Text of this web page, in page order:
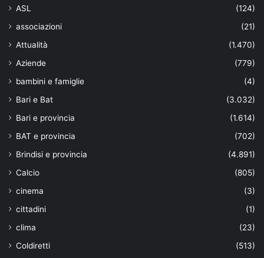
ASL
(124)
associazioni
(21)
Attualità
(1.470)
Aziende
(779)
bambini e famiglie
(4)
Bari e Bat
(3.032)
Bari e provincia
(1.614)
BAT e provincia
(702)
Brindisi e provincia
(4.891)
Calcio
(805)
cinema
(3)
cittadini
(1)
clima
(23)
Coldiretti
(513)